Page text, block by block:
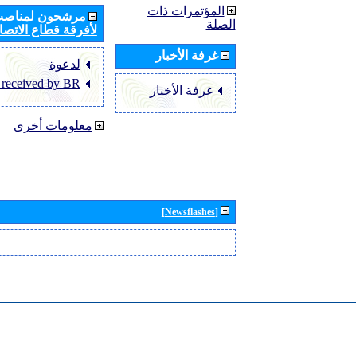
مرشحون
لأفرقة قطاع
لدعوة
by BR
معلومات أخرى
المؤتمرات ذات
الصلة
غرفة الأخبار
غرفة الأخبار
[Newsflashes]